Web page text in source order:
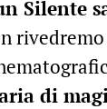
Silente
di